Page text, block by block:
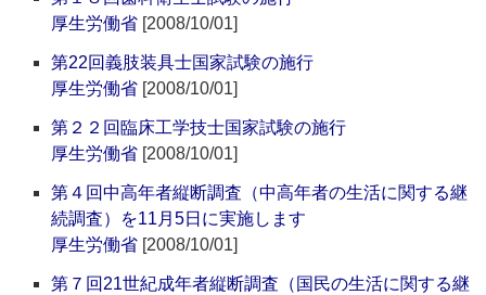
厚生労働省 [2008/10/01]
第22回義肢装具士国家試験の施行
厚生労働省 [2008/10/01]
第２２回臨床工学技士国家試験の施行
厚生労働省 [2008/10/01]
第４回中高年者縦断調査（中高年者の生活に関する継
続調査）を11月5日に実施します
厚生労働省 [2008/10/01]
第７回21世紀成年者縦断調査（国民の生活に関する継